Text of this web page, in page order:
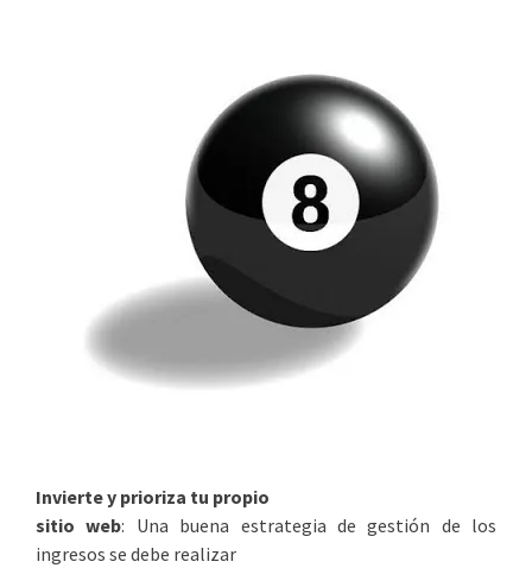
Invierte y prioriza tu propio
sitio web: Una buena estrategia de gestión de los
ingresos se debe realizar